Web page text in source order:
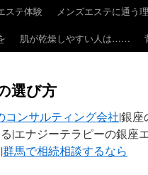
ステ体験
メンズエステに通う
肌が乾燥しやすい人は……
選び方
コンサルティング会社|銀座
|エナジーテラピーの銀座
群馬で相続相談するなら